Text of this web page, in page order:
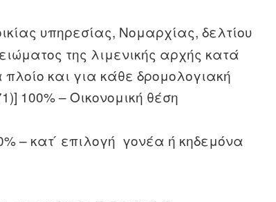
υπηρεσίας, Νομαρχίας, δελτίου
της λιμενικής αρχής κατά
και για κάθε δρομολογιακή
100% – Οικονομική θέση
– κατ ́ επιλογή γονέα ή κηδεμόνα